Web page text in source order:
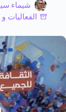
شيماء
الفعاليات